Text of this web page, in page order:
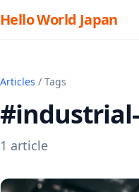
Hello World Japan
Articles / Tags
1 article